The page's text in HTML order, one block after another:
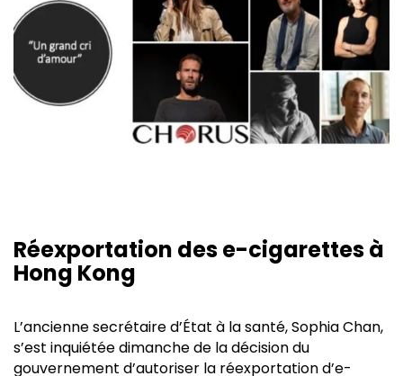
Réexportation des e-cigarettes à
Hong Kong
L’ancienne secrétaire d’État à la santé, Sophia Chan,
s’est inquiétée dimanche de la décision du
gouvernement d’autoriser la réexportation d’e-